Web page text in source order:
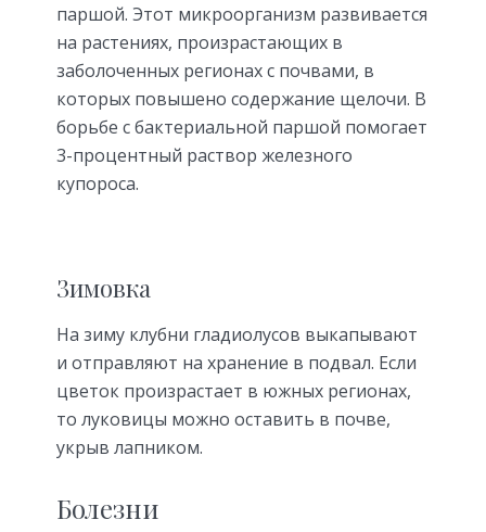
паршой. Этот микроорганизм развивается
на растениях, произрастающих в
заболоченных регионах с почвами, в
которых повышено содержание щелочи. В
борьбе с бактериальной паршой помогает
3-процентный раствор железного
купороса.
Зимовка
На зиму клубни гладиолусов выкапывают
и отправляют на хранение в подвал. Если
цветок произрастает в южных регионах,
то луковицы можно оставить в почве,
укрыв лапником.
Болезни